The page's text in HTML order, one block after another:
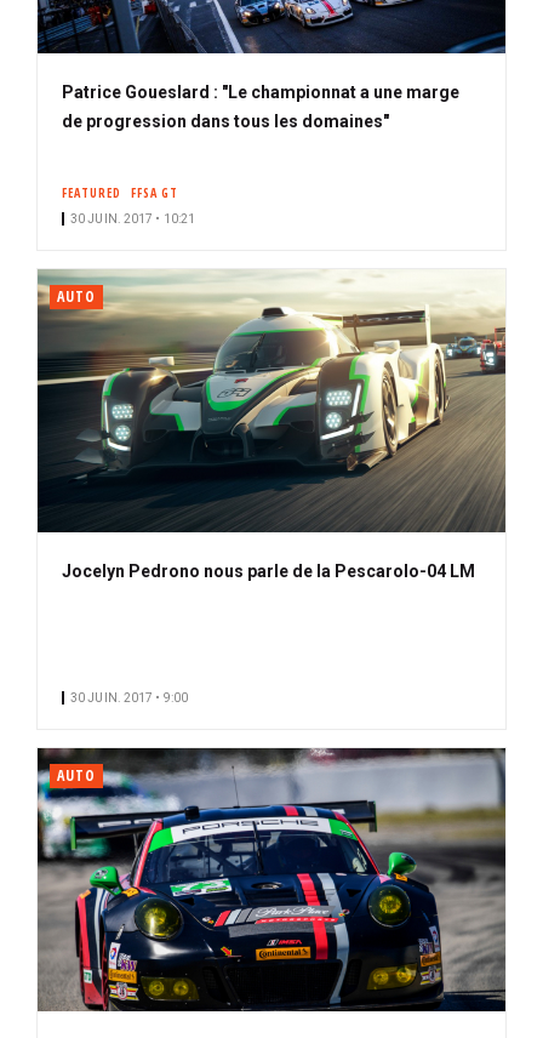
Patrice Goueslard : "Le championnat a une marge
de progression dans tous les domaines"
FEATURED FFSA GT
30 JUIN. 2017 • 10:21
AUTO
Jocelyn Pedrono nous parle de la Pescarolo-04 LM
30 JUIN. 2017 • 9:00
AUTO